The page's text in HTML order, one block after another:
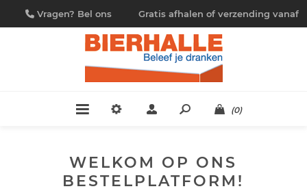
Vragen? Bel ons
09/230.88.44
Gratis afhalen of verzending vanaf
€ 4,95
(0)
WELKOM OP ONS
BESTELPLATFORM!